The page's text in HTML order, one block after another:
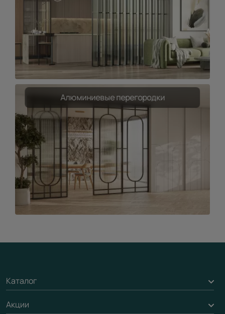
Алюминиевые перегородки
Каталог
Межкомнатные двери
Акции